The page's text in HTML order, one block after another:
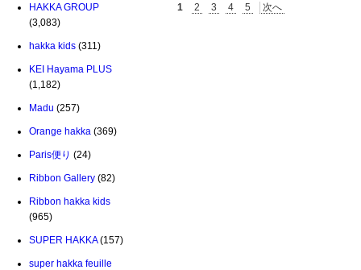
HAKKA GROUP
(3,083)
hakka kids (311)
KEI Hayama PLUS
(1,182)
Madu (257)
Orange hakka (369)
Paris便り (24)
Ribbon Gallery (82)
Ribbon hakka kids
(965)
SUPER HAKKA(157)
super hakka feuille
1 2 3 4 5 次へ